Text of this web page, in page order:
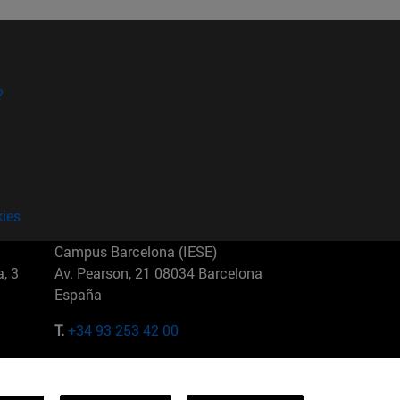
3
Campus Barcelona (IESE)
Av. Pearson, 21 08034 Barcelona
España
T.+34 93 253 42 00